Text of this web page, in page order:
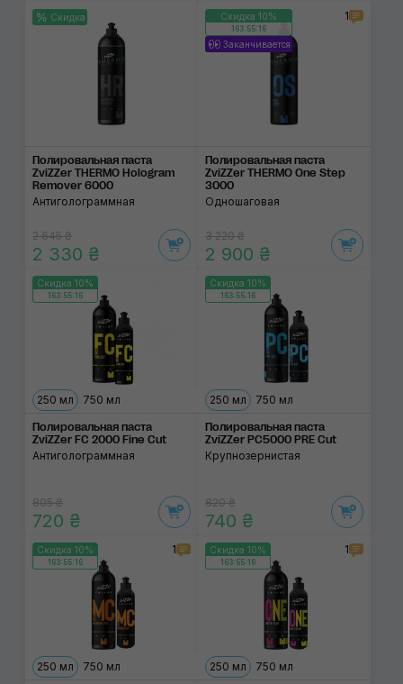
Скидка
Полировальная паста
ZviZZer THERMO Hologram
Remover 6000
Антиголограммная
2 645 ₴
2 330 ₴
Скидка 10%
163:55:15
Заканчивается
1
Полировальная паста
ZviZZer THERMO One Step
3000
Одношаговая
3 220 ₴
2 900 ₴
Скидка 10%
163:55:15
250 мл 750 мл
Полировальная паста
ZviZZer FC 2000 Fine Cut
Антиголограммная
805 ₴
720 ₴
Скидка 10%
163:55:15
250 мл 750 мл
Полировальная паста
ZviZZer PC5000 PRE Cut
Крупнозернистая
820 ₴
740 ₴
Скидка 10%
163:55:15
1
250 мл 750 мл
Скидка 10%
163:55:15
1
250 мл 750 мл